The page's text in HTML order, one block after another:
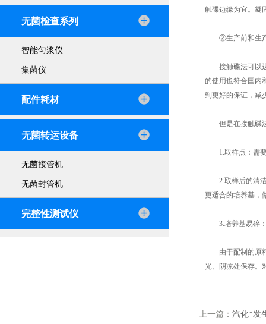
无菌检查系列
智能匀浆仪
集菌仪
配件耗材
无菌转运设备
无菌接管机
无菌封管机
完整性测试仪
触碟边缘为宜。凝
②生产前和生产
接触碟法可以达
的使用也符合国内
到更好的保证，减
但是在接触碟法
1.取样点：需要
2.取样后的清洁
更适合的培养基，
3.培养基易碎：
由于配制的原料
光、阴凉处保存。
上一篇： 汽化*发